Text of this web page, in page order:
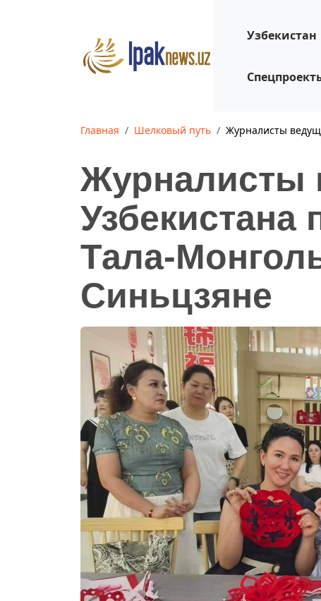
Узбекистан
Главная Шелковый путь Журналисты
Журналисты
Узбекистана
Тала-
Синьцзяне